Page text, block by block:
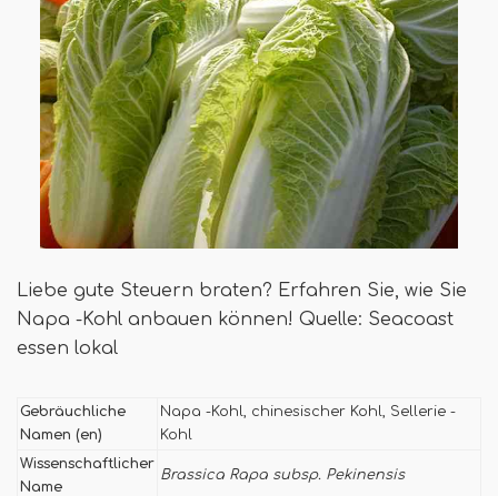
Liebe gute Steuern braten? Erfahren Sie, wie Sie
Napa -Kohl anbauen können! Quelle: Seacoast
essen lokal
Gebräuchliche
Namen (en)
Napa -Kohl, chinesischer Kohl, Sellerie -
Kohl
Wissenschaftlicher
Name
Brassica Rapa subsp. Pekinensis